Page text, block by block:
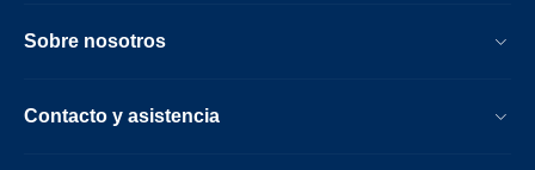
Sobre nosotros
Contacto y asistencia